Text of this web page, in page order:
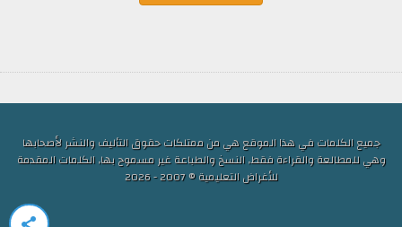
جميع الكلمات في هذا الموقع هي من ممتلكات حقوق التأليف والنشر لأصحابها
وهي للمطالعة والقراءة فقط, النسخ والطباعة غير مسموح بها, الكلمات المقدمة
للأغراض التعليمية © 2007 - 2026